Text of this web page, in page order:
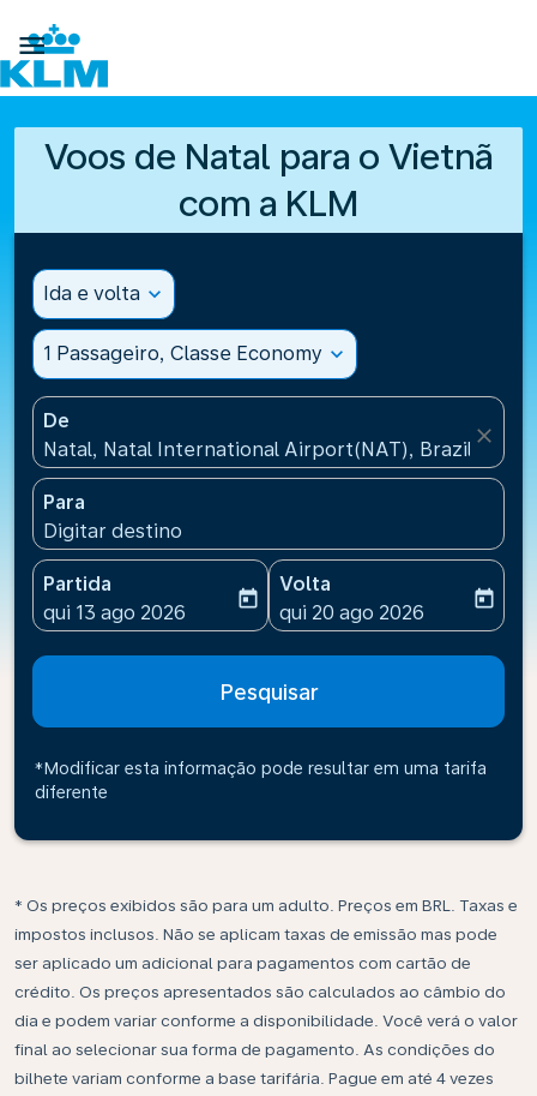

Voos de Natal para o Vietnã
com a KLM
Ida e volta expand_more
1 Passageiro, Classe Economy expand_more
De
Natal, Natal International Airport(NAT), Brazil
close
Para
Digitar destino
Partida
fc-booking-departure-date-aria-label
qui 13 ago 2026
today
Volta
fc-booking-return-date-
qui 20 ago 2026
today
Pesquisar
*Modificar esta informação pode resultar em uma tarifa
diferente
* Os preços exibidos são para um adulto. Preços em BRL. Taxas e
impostos inclusos. Não se aplicam taxas de emissão mas pode
ser aplicado um adicional para pagamentos com cartão de
crédito. Os preços apresentados são calculados ao câmbio do
dia e podem variar conforme a disponibilidade. Você verá o valor
final ao selecionar sua forma de pagamento. As condições do
bilhete variam conforme a base tarifária. Pague em até 4 vezes